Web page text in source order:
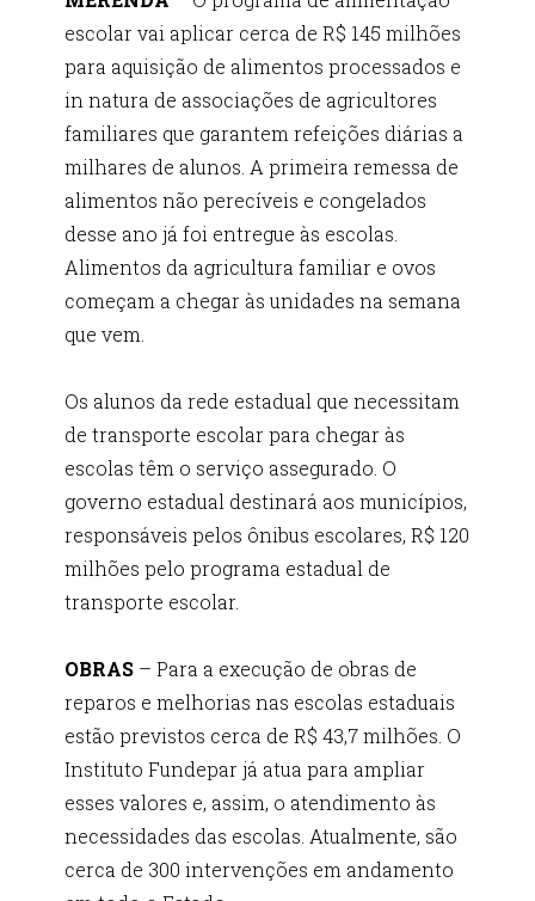
escolar vai aplicar cerca de R$ 145 milhões
para aquisição de alimentos processados e
in natura de associações de agricultores
familiares que garantem refeições diárias a
milhares de alunos. A primeira remessa de
alimentos não perecíveis e congelados
desse ano já foi entregue às escolas.
Alimentos da agricultura familiar e ovos
começam a chegar às unidades na semana
que vem.
Os alunos da rede estadual que necessitam
de transporte escolar para chegar às
escolas têm o serviço assegurado. O
governo estadual destinará aos municípios,
responsáveis pelos ônibus escolares, R$ 120
milhões pelo programa estadual de
transporte escolar.
OBRAS – Para a execução de obras de
reparos e melhorias nas escolas estaduais
estão previstos cerca de R$ 43,7 milhões. O
Instituto Fundepar já atua para ampliar
esses valores e, assim, o atendimento às
necessidades das escolas. Atualmente, são
cerca de 300 intervenções em andamento